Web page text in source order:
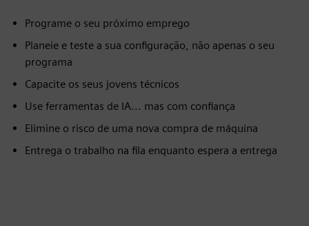
Programe o seu próximo emprego
Planeie e teste a sua configuração, não apenas o seu
programa
Capacite os seus jovens técnicos
Use ferramentas de IA... mas com confiança
Elimine o risco de uma nova compra de máquina
Entrega o trabalho na fila enquanto espera a entrega